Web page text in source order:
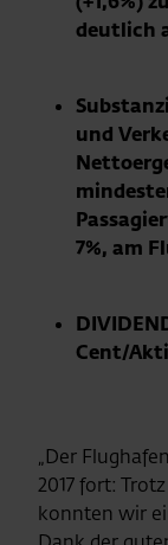
deutlich
und
7%, am
Cent/
„Der
2017 fort:
konnten wir